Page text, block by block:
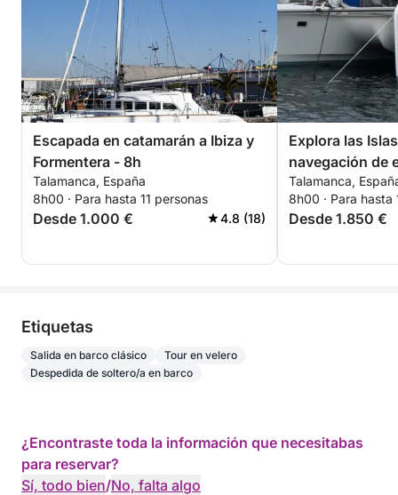
Escapada en catamarán a Ibiza y
Formentera - 8h
Talamanca, España
8h00 · Para hasta 11 personas
Desde 1.000 € 4.8 (18)
Explora las
navegación de
Ibiza y
Talamanca,
8h00 · Para hasta
Desde 1.850 €
Etiquetas
Salida en barco clásico
Tour en velero
Despedida de soltero/a en barco
¿Encontraste toda la información que necesitabas
para reservar?
Sí, todo bien/No, falta algo